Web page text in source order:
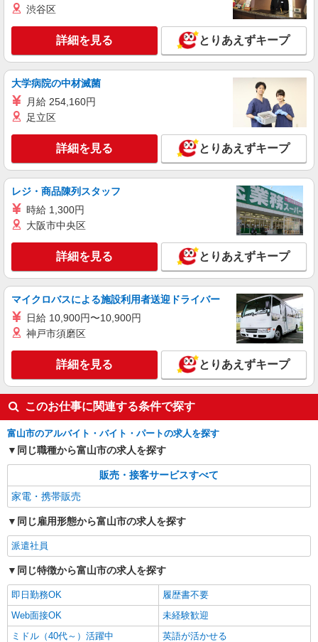
紹介予定派遣
【ドコモ】の店舗スタッフ
時給1500円〜 ※残業代支給 ★交通費別途支給
（規定あり） ゜+゜・。○。・゜+゜・。○。・゜
+゜ 入社祝い金10万円支給(規定有) お友達を紹介
頂くと, インセンティブ支給(規定有) ★月2回払
い・週払い可能（規程有）★ ゜・。○。・゜
詳細を見る
紹介予定派遣
株式会社シエロ
携帯販売スタッフ【docomo】
時給1500円〜1700円（経験・能力による） ※
+゜・。○。・゜+゜ 入社祝い金10万円支給(規定
有) ★月2回払い・週払い可能（規程有）★ ゜・。
○。・゜+゜・。○。・゜+゜
キープ 詳細を見る
派遣社員
【softbank】の携帯販売スタッフ
時給1300円〜1400円（経験・能力による） ※
残業代支給 ★交通費別途支給（規定あり） ゜
+゜・。○。・゜+゜・。○。・゜+゜ 入社祝い金10
万円支給(規定有) お友達を紹介頂くと, インセンテ
ィブ支給(規定有) ★月2回払い・週払い可能（規程
有）★ ゜・。○。・゜+゜・。○。・゜+゜
富山県富山市のsoftbankショップ
キープ
渋谷区
詳細を見る とりあえずキープ
大学病院の中材滅菌
月給 254,160円
足立区
詳細を見る とりあえずキープ
レジ・商品陳列スタッフ
時給 1,300円
大阪市中央区
詳細を見る とりあえずキープ
マイクロバスによる施設利用者送迎ドライバー
日給 10,900円〜10,900円
神戸市須磨区
詳細を見る とりあえずキープ
このお仕事に関連する条件で探す
富山市のアルバイト・バイト・パートの求人を探す
同じ職種から富山市の求人を探す
販売・接客サービスすべて
家電・携帯販売
同じ雇用形態から富山市の求人を探す
派遣社員
同じ特徴から富山市の求人を探す
即日勤務OK
履歴書不要
Web面接OK
未経験歓迎
ミドル（40代～）活躍中
英語が活かせる